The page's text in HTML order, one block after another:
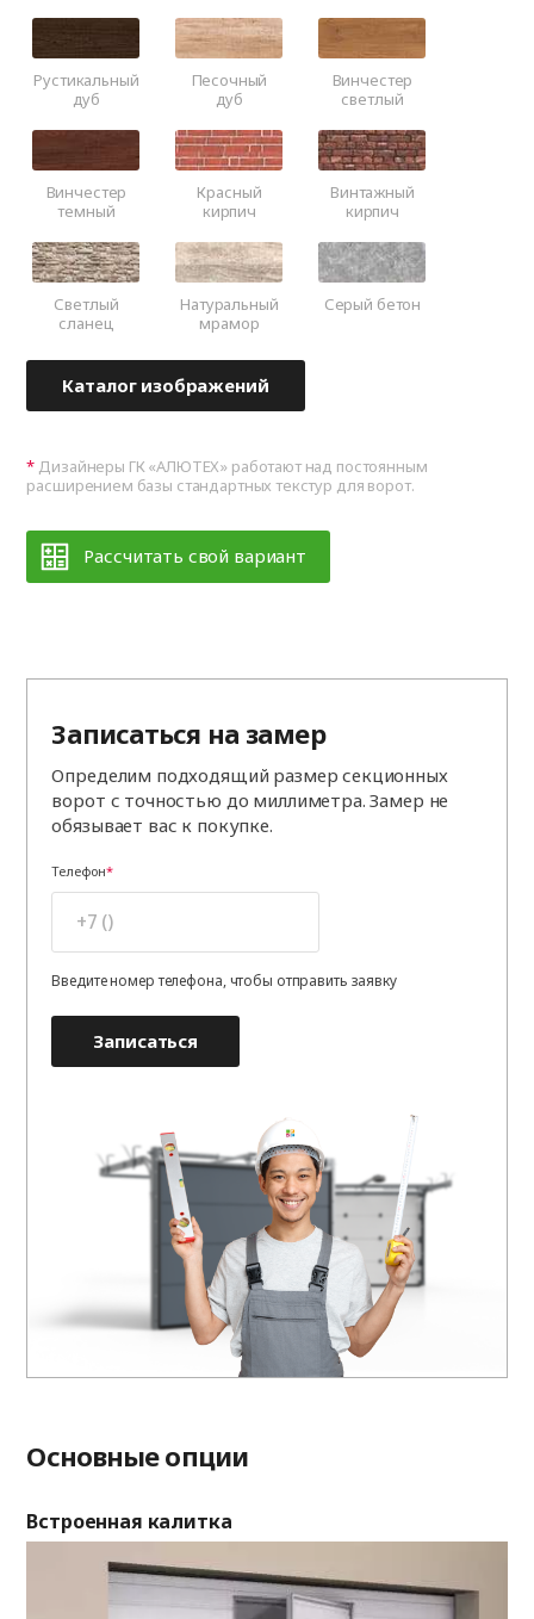
Рустикальный
дуб
Песочный
дуб
Винчестер
светлый
Винчестер
темный
Красный
кирпич
Винтажный
кирпич
Светлый
сланец
Натуральный
мрамор
Серый бетон
Каталог изображений
Дизайнеры ГК «АЛЮТЕХ» работают над постоянным
расширением базы стандартных текстур для ворот.
Рассчитать свой вариант
Записаться на замер
Определим подходящий размер секционных
ворот с точностью до миллиметра. Замер не
обязывает вас к покупке.
Телефон
Введите номер телефона, чтобы отправить заявку
Записаться
Основные опции
Встроенная калитка